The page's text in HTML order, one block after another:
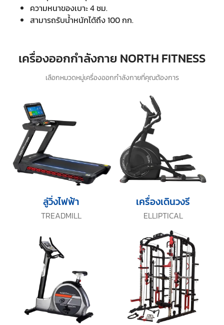
ความหนาของเบาะ 4 ชม.
สามารถรับน้ำหนักได้ถึง 100 กก.
เลือกหมวดหมู่เครื่องออกกำลังกายที่คุณต้องการ
เครื่องออกกำลังกาย NORTH FITNESS
TREADMILL
ลู่วิ่งไฟฟ้า
ELLIPTICAL
เครื่องเดินวงรี